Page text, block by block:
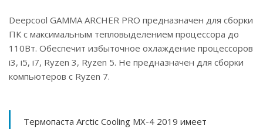
Deepcool GAMMA ARCHER PRO предназначен для сборки
ПК с максимальным тепловыделением процессора до
110Вт. Обеспечит избыточное охлаждение процессоров
i3, i5, i7, Ryzen 3, Ryzen 5. Не предназначен для сборки
компьютеров с Ryzen 7.
Термопаста Arctic Cooling MX-4 2019 имеет